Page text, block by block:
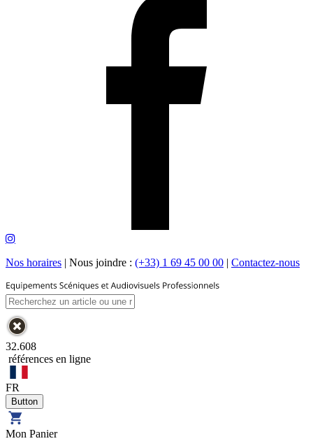
Nos horaires | Nous joindre : (+33) 1 69 45 00 00 | Contactez-nous
32.608
références en ligne
FR
Mon Panier